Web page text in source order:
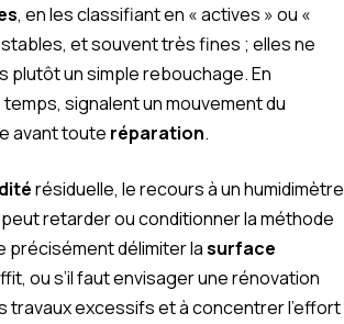
, en les classifiant en « actives » ou «
et souvent très fines ; elles ne
un simple rebouchage. En
signalent un mouvement du
avant toute réparation.
résiduelle, le recours à un humidimètre
retarder ou conditionner la méthode
précisément délimiter lasurface
ou s’il faut envisager une rénovation
travaux excessifs et à concentrer l’effort